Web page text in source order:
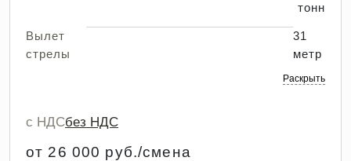
тонн
Вылет
стрелы
31
метр
Раскрыть
с НДСбез НДС
от 26 000 руб./смена